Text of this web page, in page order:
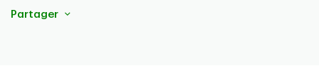
Partager